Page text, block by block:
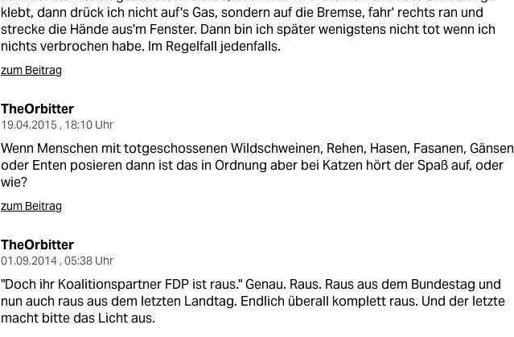
klebt, dann drück ich nicht auf's Gas, sondern auf die Bremse, fahr' rechts ran und
strecke die Hände aus'm Fenster. Dann bin ich später wenigstens nicht tot wenn ich
nichts verbrochen habe. Im Regelfall jedenfalls.
zum Beitrag
TheOrbitter
19.04.2015 , 18:10 Uhr
Wenn Menschen mit totgeschossenen Wildschweinen, Rehen, Hasen, Fasanen, Gänsen
oder Enten posieren dann ist das in Ordnung aber bei Katzen hört der Spaß auf, oder
wie?
zum Beitrag
TheOrbitter
01.09.2014 , 05:38 Uhr
"Doch ihr Koalitionspartner FDP ist raus." Genau. Raus. Raus aus dem Bundestag und
nun auch raus aus dem letzten Landtag. Endlich überall komplett raus. Und der letzte
macht bitte das Licht aus.